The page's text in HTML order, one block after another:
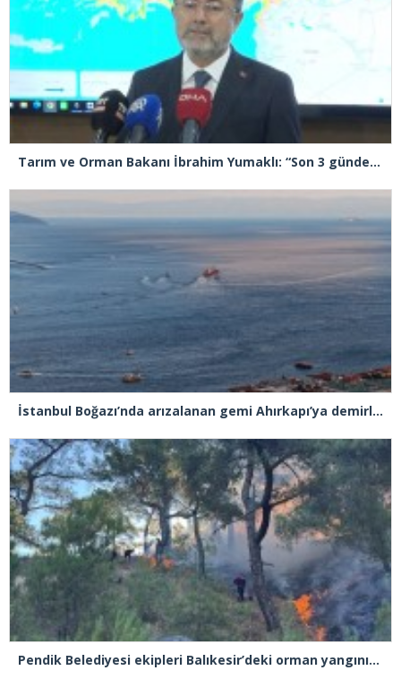
Tarım ve Orman Bakanı İbrahim Yumaklı: “Son 3 günde 260 yangına müdahale ettik, 258’i kontrol altına aldık”
İstanbul Boğazı’nda arızalanan gemi Ahırkapı’ya demirlendi
Pendik Belediyesi ekipleri Balıkesir’deki orman yangınına müdahale ediyor